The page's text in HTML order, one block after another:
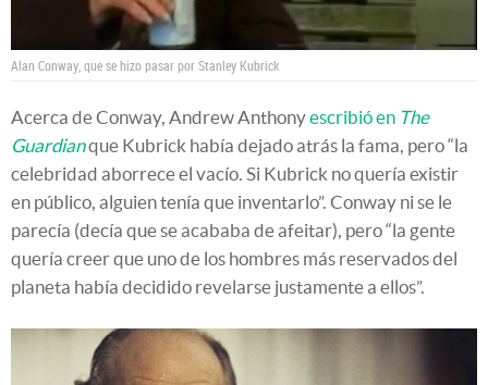
Alan Conway, que se hizo pasar por Stanley Kubrick
Acerca de Conway, Andrew Anthonyescribió en The
Guardianque Kubrick había dejado atrás la fama, pero “la
celebridad aborrece el vacío. Si Kubrick no quería existir
en público, alguien tenía que inventarlo”. Conway ni se le
parecía (decía que se acababa de afeitar), pero “la gente
quería creer que uno de los hombres más reservados del
planeta había decidido revelarse justamente a ellos”.